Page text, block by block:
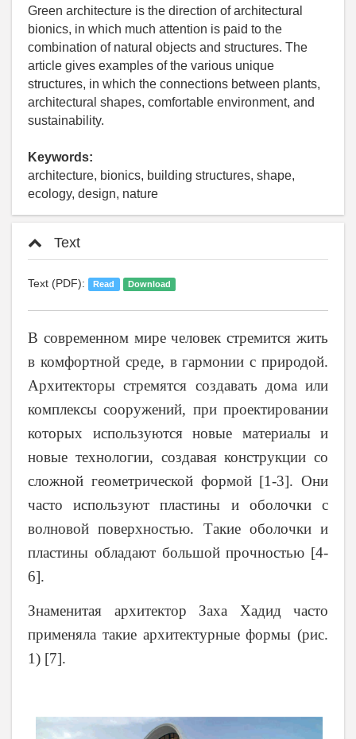
Green architecture is the direction of architectural
bionics, in which much attention is paid to the
combination of natural objects and structures. The
article gives examples of the various unique
structures, in which the connections between plants,
architectural shapes, comfortable environment, and
sustainability.
Keywords:
architecture, bionics, building structures, shape,
ecology, design, nature
Text
Text (PDF): Read Download
В современном мире человек стремится жить
в комфортной среде, в гармонии с природой.
Архитекторы стремятся создавать дома или
комплексы сооружений, при проектировании
которых используются новые материалы и
новые технологии, создавая конструкции со
сложной геометрической формой [1-3]. Они
часто используют пластины и оболочки с
волновой поверхностью. Такие оболочки и
пластины обладают большой прочностью [4-
6].
Знаменитая архитектор Заха Хадид часто
применяла такие архитектурные формы (рис.
1) [7].